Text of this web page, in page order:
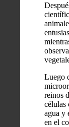
Luego
reinos
células
agua y
en el